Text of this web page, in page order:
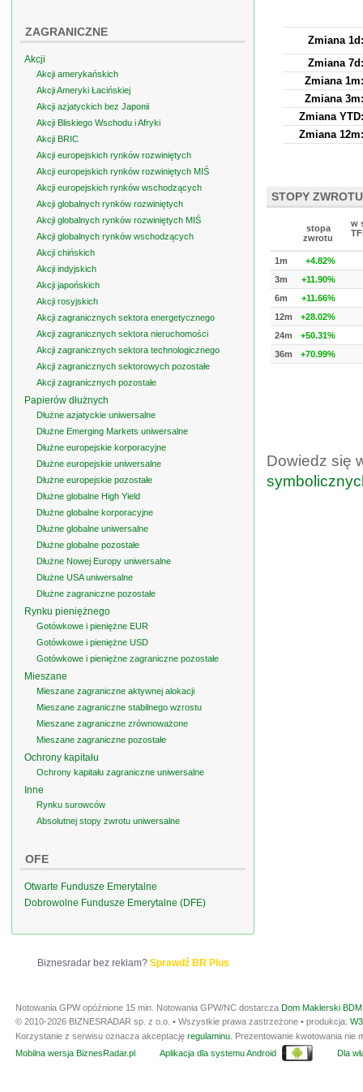
Zmiana 1d:
Zmiana 7d:
Zmiana 1m:
Zmiana 3m:
Zmiana YTD:
Zmiana 12m:
STOPY ZWROTU
stopa
zwrotu
w
1m
+4.82%
3m
+11.90%
6m
+11.66%
12m
+28.02%
24m
+50.31%
36m
+70.99%
Dowiedz się
ZAGRANICZNE
Akcji
Akcji amerykańskich
Akcji Ameryki Łacińskiej
Akcji azjatyckich bez Japonii
Akcji Bliskiego Wschodu i Afryki
Akcji BRIC
Akcji europejskich rynków rozwiniętych
Akcji europejskich rynków rozwiniętych MIŚ
Akcji europejskich rynków wschodzących
Akcji globalnych rynków rozwiniętych
Akcji globalnych rynków rozwiniętych MIŚ
Akcji globalnych rynków wschodzących
Akcji chińskich
Akcji indyjskich
Akcji japońskich
Akcji rosyjskich
Akcji zagranicznych sektora energetycznego
Akcji zagranicznych sektora nieruchomości
Akcji zagranicznych sektora technologicznego
Akcji zagranicznych sektorowych pozostałe
Akcji zagranicznych pozostałe
Papierów dłużnych
Dłużne azjatyckie uniwersalne
Dłużne Emerging Markets uniwersalne
Dłużne europejskie korporacyjne
Dłużne europejskie uniwersalne
Dłużne europejskie pozostałe
Dłużne globalne High Yield
Dłużne globalne korporacyjne
Dłużne globalne uniwersalne
Dłużne globalne pozostałe
Dłużne Nowej Europy uniwersalne
Dłużne USA uniwersalne
Dłużne zagraniczne pozostałe
Rynku pieniężnego
Gotówkowe i pieniężne EUR
Gotówkowe i pieniężne USD
Gotówkowe i pieniężne zagraniczne pozostałe
Mieszane
Mieszane zagraniczne aktywnej alokacji
Mieszane zagraniczne stabilnego wzrostu
Mieszane zagraniczne zrównoważone
Mieszane zagraniczne pozostałe
Ochrony kapitału
Ochrony kapitału zagraniczne uniwersalne
Inne
Rynku surowców
Absolutnej stopy zwrotu uniwersalne
OFE
Otwarte Fundusze Emerytalne
Dobrowolne Fundusze Emerytalne (DFE)
Biznesradar bez reklam? Sprawdź BR Plus
Notowania GPW opóźnione 15 min. Notowania GPW/NC dostarcza Dom Maklerski
© 2010-2026 BIZNESRADAR sp. z o.o. • Wszystkie prawa zastrzeżone • produkcja:
Korzystanie z serwisu oznacza akceptację regulaminu . Prezentowanie kwotowania
Mobilna wersja BiznesRadar.pl
Aplikacja dla systemu Android Dla